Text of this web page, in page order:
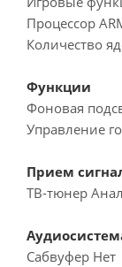
Процессор
Количество
Функции
Фоновая
Управление
Прием
ТВ-тюнер
Сабвуфер Нет